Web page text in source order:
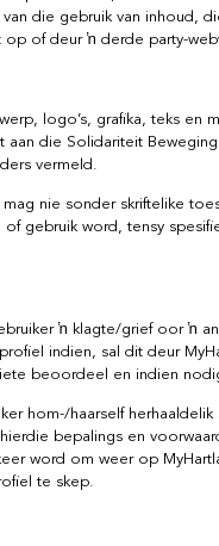
die gebruik van inhoud,
op of deur ŉ derde party-
logo’s, grafika, teks en
aan die Solidariteit Beweging
vermeld.
nie sonder skriftelike
of gebruik word, tensy
ŉ klagte/grief oor ŉ
indien, sal dit deur
beoordeel en indien
hom-/haarself herhaaldelik
bepalings en
word om weer op
te skep.